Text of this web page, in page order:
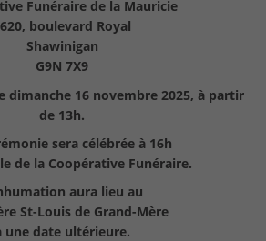
Funéraire de la Mauricie
boulevard Royal
Shawinigan
G9N 7X9
dimanche 16 novembre 2025, à partir
de 13h.
sera célébrée à 16h
de la Coopérative Funéraire.
aura lieu au
St-Louis de Grand-Mère
une date ultérieure.